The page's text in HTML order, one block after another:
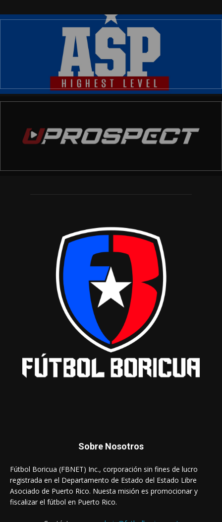
Sobre Nosotros
Fútbol Boricua (FBNET) Inc., corporación sin fines de lucro
registrada en el Departamento de Estado del Estado Libre
Asociado de Puerto Rico. Nuesta misión es promocionar y
fiscalizar el fútbol en Puerto Rico.